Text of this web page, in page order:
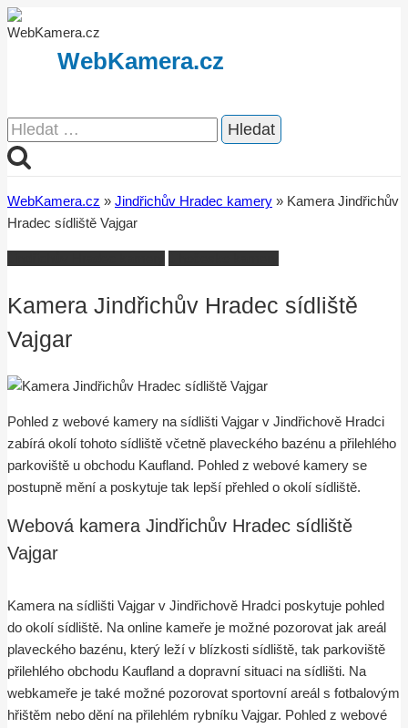
Přeskočit
na
WebKamera.cz
Vyhledávání
WebKamera.cz » Jindřichův Hradec kamery » Kamera Jindřichův
Hradec sídliště Vajgar
Kamera Jindřichův Hradec sídliště
Vajgar
Pohled z webové kamery na sídlišti Vajgar v Jindřichově Hradci
zabírá okolí tohoto sídliště včetně plaveckého bazénu a přilehlého
parkoviště u obchodu Kaufland. Pohled z webové kamery se
postupně mění a poskytuje tak lepší přehled o okolí sídliště.
Webová kamera Jindřichův Hradec sídliště
Vajgar
Kamera na sídlišti Vajgar v Jindřichově Hradci poskytuje pohled
do okolí sídliště. Na online kameře je možné pozorovat jak areál
plaveckého bazénu, který leží v blízkosti sídliště, tak parkoviště
přilehlého obchodu Kaufland a dopravní situaci na sídlišti. Na
webkameře je také možné pozorovat sportovní areál s fotbalovým
hřištěm nebo dění na přilehlém rybníku Vajgar. Pohled z webové